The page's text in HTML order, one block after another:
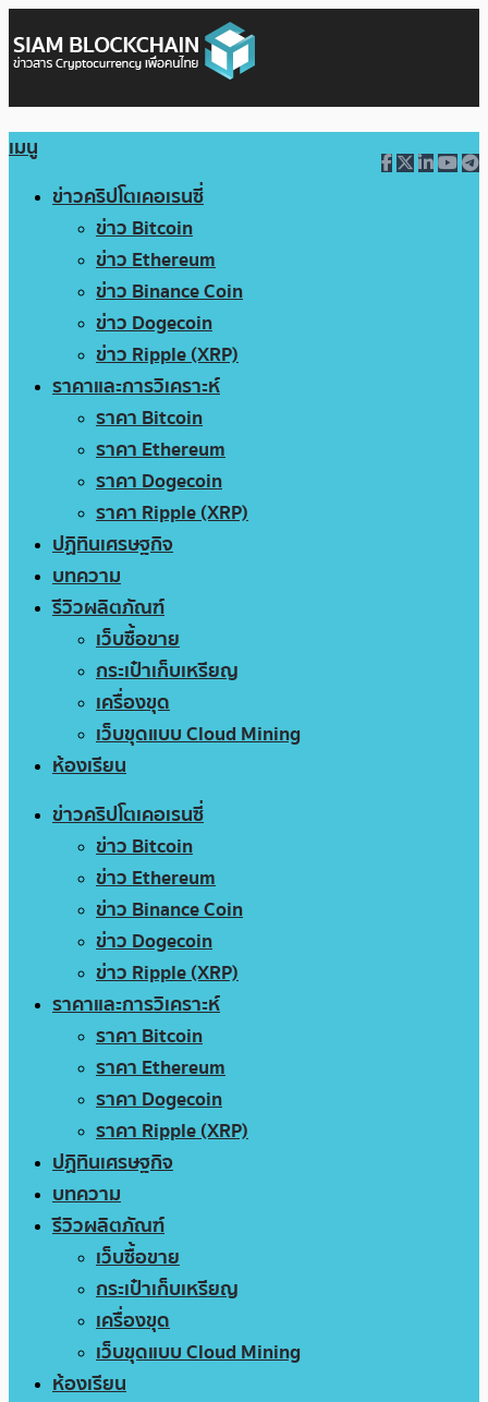
เมนู
ข่าวคริปโตเคอเรนซี่
ข่าว Bitcoin
ข่าว Ethereum
ข่าว Binance Coin
ข่าว Dogecoin
ข่าว Ripple (XRP)
ราคาและการวิเคราะห์
ราคา Bitcoin
ราคา Ethereum
ราคา Dogecoin
ราคา Ripple (XRP)
ปฏิทินเศรษฐกิจ
บทความ
รีวิวผลิตภัณฑ์
เว็บซื้อขาย
กระเป๋าเก็บเหรียญ
เครื่องขุด
เว็บขุดแบบ Cloud Mining
ห้องเรียน
ข่าวคริปโตเคอเรนซี่
ข่าว Bitcoin
ข่าว Ethereum
ข่าว Binance Coin
ข่าว Dogecoin
ข่าว Ripple (XRP)
ราคาและการวิเคราะห์
ราคา Bitcoin
ราคา Ethereum
ราคา Dogecoin
ราคา Ripple (XRP)
ปฏิทินเศรษฐกิจ
บทความ
รีวิวผลิตภัณฑ์
เว็บซื้อขาย
กระเป๋าเก็บเหรียญ
เครื่องขุด
เว็บขุดแบบ Cloud Mining
ห้องเรียน